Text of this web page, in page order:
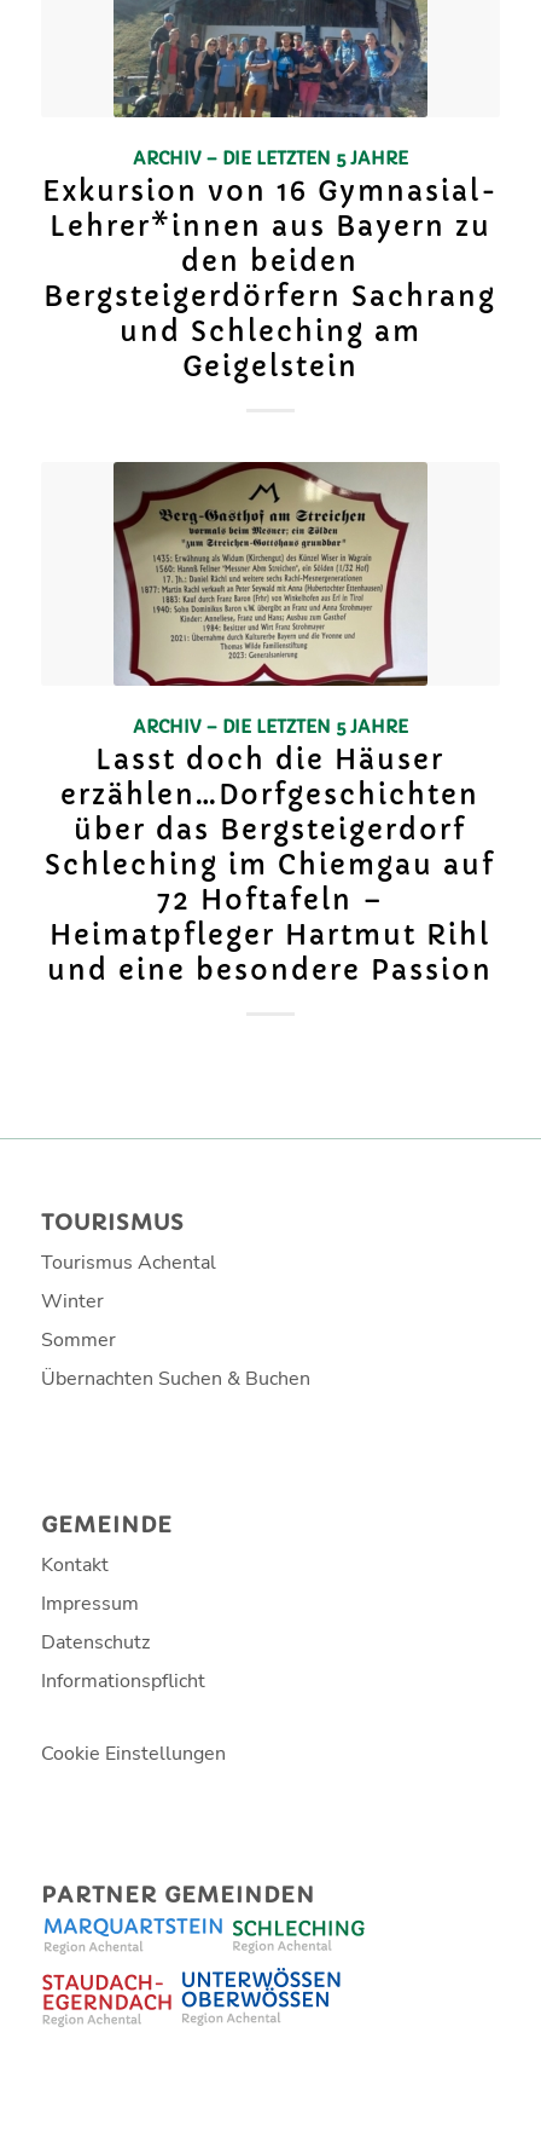
ARCHIV – DIE LETZTEN 5 JAHRE
Exkursion von 16 Gymnasial-
Lehrer*innen aus Bayern zu
den beiden
Bergsteigerdörfern Sachrang
und Schleching am
Geigelstein
ARCHIV – DIE LETZTEN 5 JAHRE
Lasst doch die Häuser
erzählen…Dorfgeschichten
über das Bergsteigerdorf
Schleching im Chiemgau auf
72 Hoftafeln –
Heimatpfleger Hartmut Rihl
und eine besondere Passion
TOURISMUS
Tourismus Achental
Winter
Sommer
Übernachten Suchen & Buchen
GEMEINDE
Kontakt
Impressum
Datenschutz
Informationspflicht
Cookie Einstellungen
PARTNER GEMEINDEN